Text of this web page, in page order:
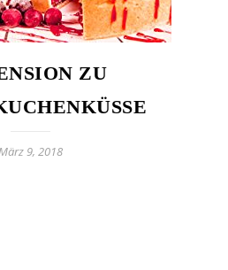
ZU
9, 2018